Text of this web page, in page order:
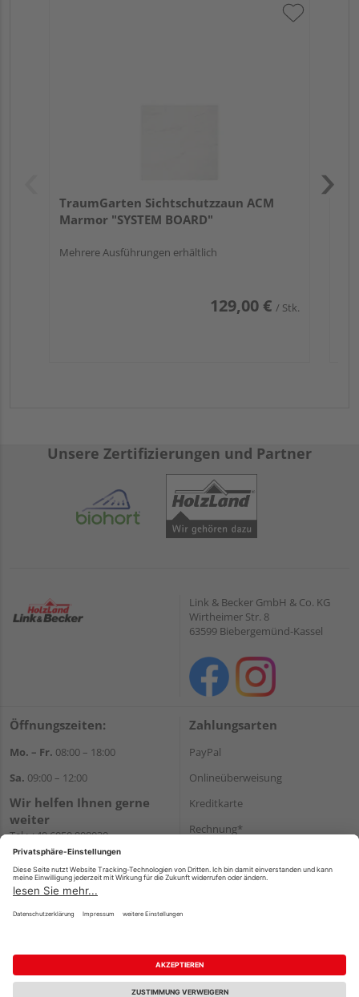
TraumGarten Sichtschutzzaun ACM
Marmor "SYSTEM BOARD"
Mehrere Ausführungen erhältlich
129,00 € / Stk.
Unsere Zertifizierungen und Partner
Link & Becker GmbH & Co. KG
Wirtheimer Str. 8
63599 Biebergemünd-Kassel
Öffnungszeiten:
Mo. – Fr. 08:00 – 18:00
Sa. 09:00 – 12:00
Wir helfen Ihnen gerne
weiter
Tel.:+49 6050 908030
E-Mail:shop@holzland-
linkundbecker.de
Zahlungsarten
PayPal
Onlineüberweisung
Kreditkarte
Rechnung*
Versand
Impressum AGB Widerruf
Datenschutz
Reservierungsbedingungen
Vertrag widerrufen